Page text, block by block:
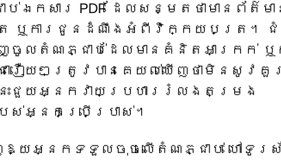
កសារ PDF ដែល​សន្មត​ថា​មាន​ព័ត៌មា
ឬ​ការជូនដំណឹង​អំពី​វិក្កយបត្រ។
ចូល​តំណ​ភ្ជាប់​ដែល​មាន​គំនិត​អាក្រក់ ឬ​ក
ជារឿយៗ​ត្រូវ​បាន​គេ​យល់​ឃើញ​ថា​មិន​សូវ​
ះ​ជួយ​អ្នក​វាយប្រហារ​រំលង​តម្រង​
អ្នក​ប្រើប្រាស់។
រុញឱ្យអ្នកទទួលចុចលើតំណភ្ជាប់ ហៅទូរ